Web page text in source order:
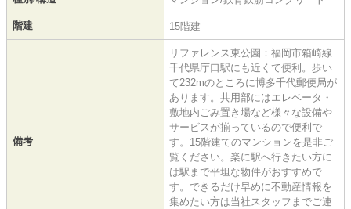
階建 15階建
備考
リファレンス東公園：福岡市箱崎線
千代県庁口駅にも近くて便利。歩い
て232mのところに博多千代郵便局が
あります。共用部にはエレベータ・
敷地内ごみ置き場など様々な設備や
サービスが揃っているので便利で
す。15階建てのマンションを是非ご
覧ください。楽に駅へ行きたい方に
は駅まで平坦な物件がおすすめで
す。できるだけ早めに不動産情報を
集めたい方は当社スタッフまでご連